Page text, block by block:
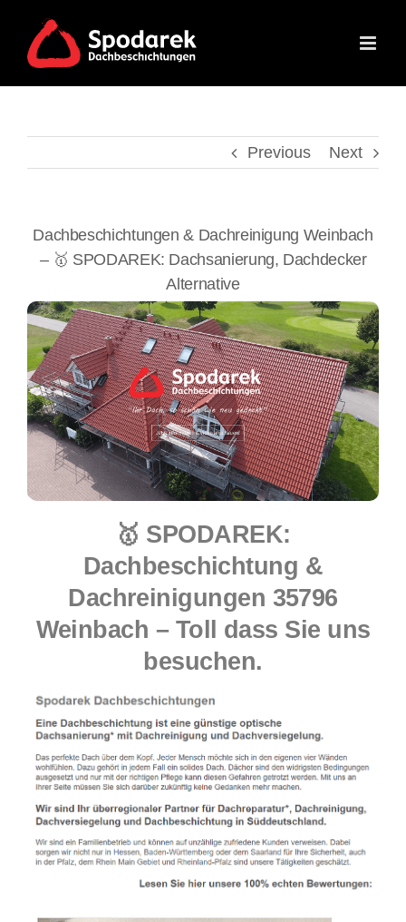
content
Previous Next
Dachbeschichtungen & Dachreinigung Weinbach
– 🥇 SPODAREK: Dachsanierung, Dachdecker
Alternative
🥇 SPODAREK:
Dachbeschichtung &
Dachreinigungen 35796
Weinbach – Toll dass Sie uns
besuchen.